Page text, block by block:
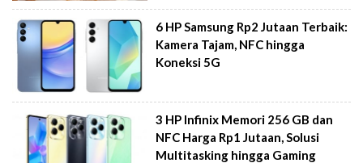
6 HP Samsung Rp2 Jutaan Terbaik:
Kamera Tajam, NFC hingga
Koneksi 5G
3 HP Infinix Memori 256 GB dan
NFC Harga Rp1 Jutaan, Solusi
Multitasking hingga Gaming